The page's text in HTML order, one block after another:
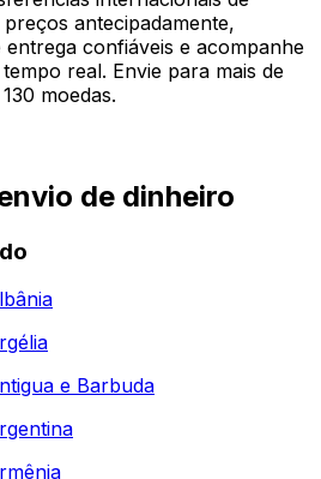
antecipadamente,
entrega confiáveis e acompanhe
real. Envie para mais de
moedas.
de dinheiro
e Barbuda